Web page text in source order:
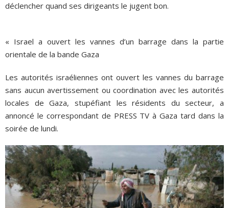
déclencher quand ses dirigeants le jugent bon.
« Israel a ouvert les vannes d’un barrage dans la partie
orientale de la bande Gaza
Les autorités israéliennes ont ouvert les vannes du barrage
sans aucun avertissement ou coordination avec les autorités
locales de Gaza, stupéfiant les résidents du secteur, a
annoncé le correspondant de PRESS TV à Gaza tard dans la
soirée de lundi.